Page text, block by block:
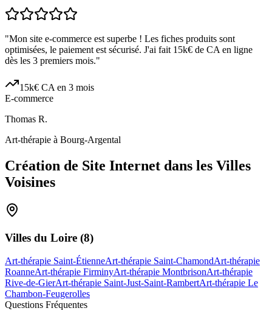
"Mon site e-commerce est superbe ! Les fiches produits sont
optimisées, le paiement est sécurisé. J'ai fait 15k€ de CA en ligne
dès les 3 premiers mois."
15k€ CA en 3 mois
E-commerce
Thomas R.
Art-thérapie à Bourg-Argental
Création de Site Internet dans les Villes
Voisines
Villes du Loire (8)
Art-thérapie Saint-ÉtienneArt-thérapie Saint-ChamondArt-thérapie
RoanneArt-thérapie FirminyArt-thérapie MontbrisonArt-thérapie
Rive-de-GierArt-thérapie Saint-Just-Saint-RambertArt-thérapie Le
Chambon-Feugerolles
Questions Fréquentes